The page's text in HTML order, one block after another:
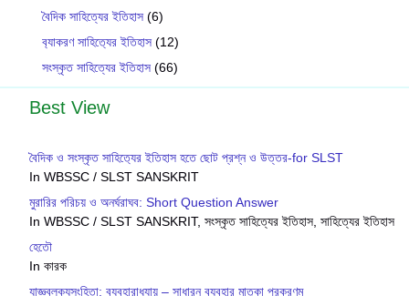
বৈদিক সাহিত্যের ইতিহাস (6)
ব‍্যাকরণ সাহিত‍্যের ইতিহাস (12)
সংস্কৃত সাহিত্যের ইতিহাস (66)
Best View
বৈদিক ও সংস্কৃত সাহিত‍্যের ইতিহাস হতে ছোট প্রশ্ন ও উত্তর-for SLST
In WBSSC / SLST SANSKRIT
মুরারির পরিচয় ও অনর্ঘরাঘব: Short Question Answer
In WBSSC / SLST SANSKRIT, সংস্কৃত সাহিত্যের ইতিহাস, সাহিত্যের ইতিহাস
হেতৌ
In কারক
যাজ্ঞবল্ক‍্যসংহিতা: ব‍্যবহারাধ‍্যায় – সাধারন ব‍্যবহার মাতৃকা প্রকরণম্